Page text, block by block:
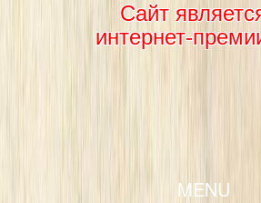
Сайт
интернет-
MENU